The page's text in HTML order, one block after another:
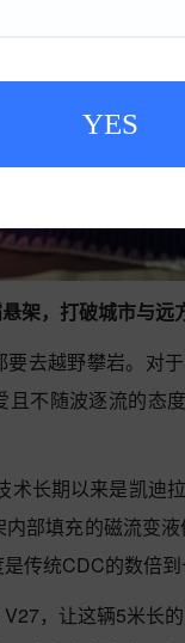
YES
架，打破城市与远
去越野攀岩。对
且不随波逐流的态
术长期以来是凯迪
部填充的磁流变
传统CDC的‌数倍
，让这辆5米长